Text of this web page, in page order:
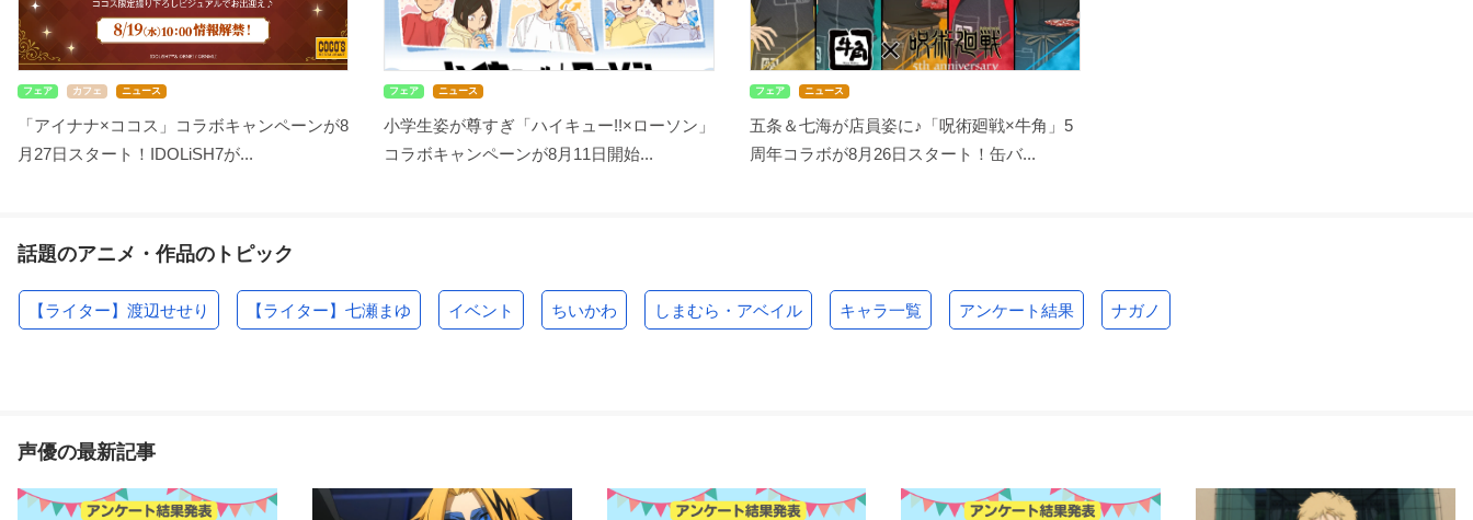
フェア カフェ ニュース
「アイナナ×ココス」コラボキャンペーンが8
月27日スタート！IDOLiSH7が...
フェア ニュース
小学生姿が尊すぎ「ハイキュー!!×ローソン」
コラボキャンペーンが8月11日開始...
フェア ニュース
五条＆七海が店員姿に♪「呪術廻戦×牛角」5
周年コラボが8月26日スタート！缶バ...
話題のアニメ・作品のトピック
【ライター】渡辺せせり 【ライター】七瀬まゆ イベント ちいかわ しまむら・アベイル キャラ一覧 アンケート結果 ナガノ
声優の最新記事